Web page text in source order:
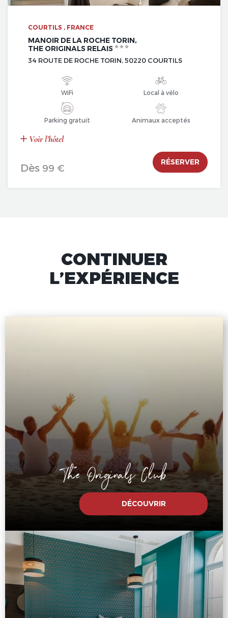
COURTILS , FRANCE
MANOIR DE LA ROCHE TORIN,
THE ORIGINALS RELAIS
34 ROUTE DE ROCHE TORIN, 50220 COURTILS
WiFi Local à vélo
Parking gratuit Animaux acceptés
Voir l’hôtel
Dès 99 €
RÉSERVER
CONTINUER
L’EXPÉRIENCE
The Originals Club
DÉCOUVRIR